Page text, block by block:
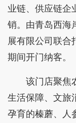
业链、供应链企
销。由青岛西海
展有限公司联合
期间开门纳客。
该门店聚焦
生活保障、文旅
孕育的榛蘑、人